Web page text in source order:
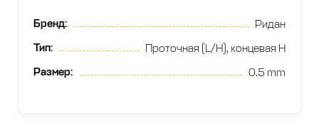
Бренд: Ридан
Тип: Проточная (L/H), концевая H
Размер: 0.5 mm